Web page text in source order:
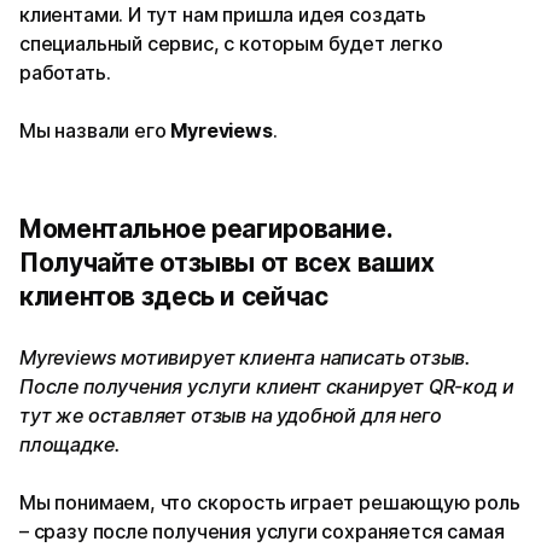
клиентами. И тут нам пришла идея создать
специальный сервис, с которым будет легко
работать.
Мы назвали его Myreviews.
Моментальное реагирование.
Получайте отзывы от всех ваших
клиентов здесь и сейчас
Myreviews мотивирует клиента написать отзыв.
После получения услуги клиент сканирует QR-код и
тут же оставляет отзыв на удобной для него
площадке.
Мы понимаем, что скорость играет решающую роль
– сразу после получения услуги сохраняется самая